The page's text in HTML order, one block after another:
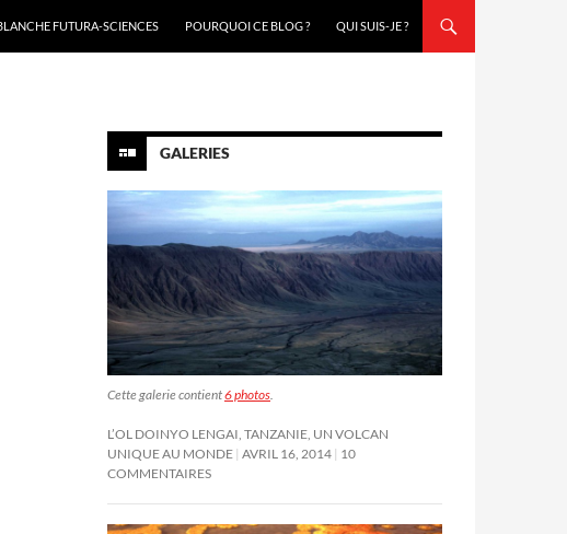
FUTURA-SCIENCES
POURQUOI CE BLOG ? QUI SUIS-JE ?
GALERIES
Cette galerie contient6 photos.
L’OL DOINYO LENGAI, TANZANIE, UN VOLCAN
UNIQUE AU MONDE AVRIL 16, 2014 10
COMMENTAIRES